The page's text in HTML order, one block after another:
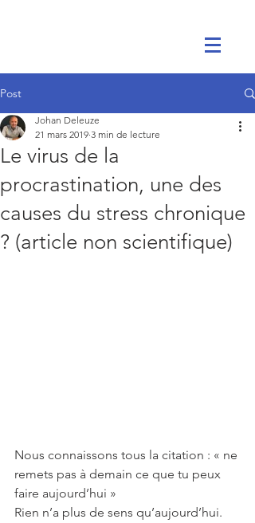
Post
Le virus de la
procrastination, une des
causes du stress chronique
? (article non scientifique)
Johan Deleuze
21 mars 2019 3 min de lecture
Nous connaissons tous la citation : « ne
remets pas à demain ce que tu peux
faire aujourd’hui »
Rien n’a plus de sens qu’aujourd’hui.